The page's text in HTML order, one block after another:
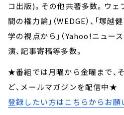
コ出版)。その他共著多数。ウェ
間の権力論」（WEDGE）、「塚
学の視点から」（Yahoo!ニュー
演、記事寄稿等多数。
★番組では月曜から金曜まで、
ど、メールマガジンを配信中★
登録したい方はこちらからお願